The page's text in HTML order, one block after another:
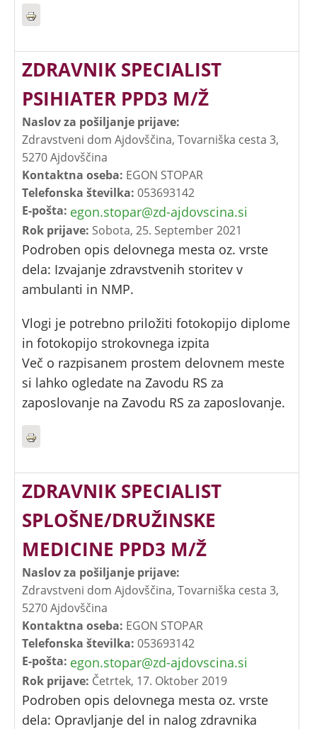
ZDRAVNIK SPECIALIST
PSIHIATER PPD3 M/Ž
Naslov za pošiljanje prijave:
Zdravstveni dom Ajdovščina, Tovarniška cesta 3,
5270 Ajdovščina
Kontaktna oseba: EGON STOPAR
Telefonska številka: 053693142
E-pošta: egon.stopar@zd-ajdovscina.si
Rok prijave: Sobota, 25. September 2021
Podroben opis delovnega mesta oz. vrste
dela: Izvajanje zdravstvenih storitev v
ambulanti in NMP.
Vlogi je potrebno priložiti fotokopijo diplome
in fotokopijo strokovnega izpita
Več o razpisanem prostem delovnem meste
si lahko ogledate na Zavodu RS za
zaposlovanje na Zavodu RS za zaposlovanje.
ZDRAVNIK SPECIALIST
SPLOŠNE/DRUŽINSKE
MEDICINE PPD3 M/Ž
Naslov za pošiljanje prijave:
Zdravstveni dom Ajdovščina, Tovarniška cesta 3,
5270 Ajdovščina
Kontaktna oseba: EGON STOPAR
Telefonska številka: 053693142
E-pošta: egon.stopar@zd-ajdovscina.si
Rok prijave: Četrtek, 17. Oktober 2019
Podroben opis delovnega mesta oz. vrste
dela: Opravljanje del in nalog zdravnika